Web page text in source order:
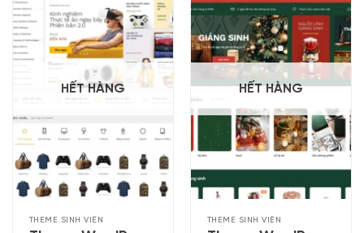
HẾT HÀNG
THEME SINH VIÊN
HẾT HÀNG
THEME SINH VIÊN